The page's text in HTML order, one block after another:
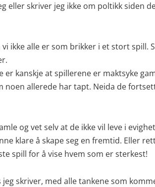
eller skriver jeg ikke om poltikk siden
ikke alle er som brikker i et stort
er kanskje at spillerene er maktsyke
noen allerede har tapt. Neida de
og vet selv at de ikke vil leve i
klare å skape seg en fremtid. Eller
spill for å vise hvem som er sterkest!
skriver, med alle tankene som